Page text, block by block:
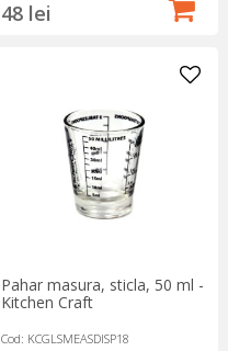
48 lei
Pahar masura, sticla, 50 ml -
Kitchen Craft
Cod: KCGLSMEASDISP18